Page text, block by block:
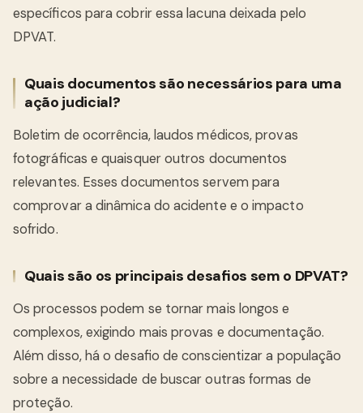
específicos para cobrir essa lacuna deixada pelo
DPVAT.
Quais documentos são necessários para uma
ação judicial?
Boletim de ocorrência, laudos médicos, provas
fotográficas e quaisquer outros documentos
relevantes. Esses documentos servem para
comprovar a dinâmica do acidente e o impacto
sofrido.
Quais são os principais desafios sem o DPVAT?
Os processos podem se tornar mais longos e
complexos, exigindo mais provas e documentação.
Além disso, há o desafio de conscientizar a população
sobre a necessidade de buscar outras formas de
proteção.